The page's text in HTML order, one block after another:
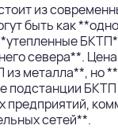
из
быть как
севера**.
металла**, но
сетей**.